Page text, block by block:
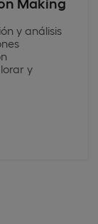
y análisis
y